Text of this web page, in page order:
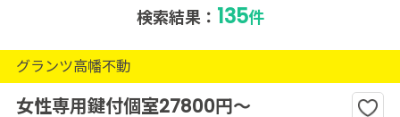
検索結果： 135件
グランツ高幡不動
女性専用鍵付個室27800円～